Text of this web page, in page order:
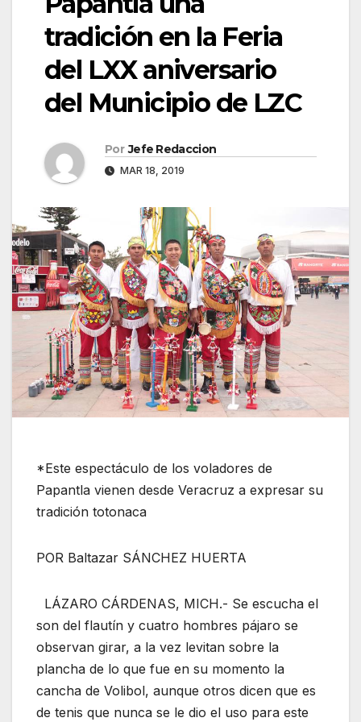
tradición en la Feria
del LXX aniversario
del Municipio de LZC
Por Jefe Redaccion
MAR 18, 2019
*Este espectáculo de los voladores de
Papantla vienen desde Veracruz a expresar su
tradición totonaca
POR Baltazar SÁNCHEZ HUERTA
LÁZARO CÁRDENAS, MICH.- Se escucha el
son del flautín y cuatro hombres pájaro se
observan girar, a la vez levitan sobre la
plancha de lo que fue en su momento la
cancha de Volibol, aunque otros dicen que es
de tenis que nunca se le dio el uso para este